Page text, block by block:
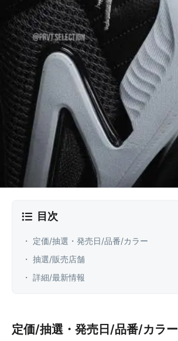
目次
・ 定価/抽選・発売日/品番/カラー
・ 抽選/販売店舗
・ 詳細/最新情報
定価/抽選・発売日/品番/カラー